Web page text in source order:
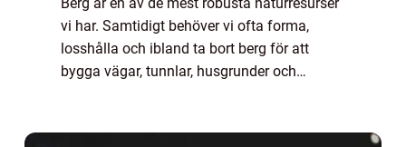
vi har. Samtidigt behöver vi ofta forma,
losshålla och ibland ta bort berg för att
bygga vägar, tunnlar, husgrunder och